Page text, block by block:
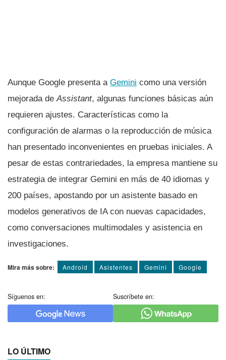
Aunque Google presenta a Gemini como una versión
mejorada deAssistant, algunas funciones básicas aún
requieren ajustes. Características como la
configuración de alarmas o la reproducción de música
han presentado inconvenientes en pruebas iniciales. A
pesar de estas contrariedades, la empresa mantiene su
estrategia de integrar Gemini en más de 40 idiomas y
200 países, apostando por un asistente basado en
modelos generativos de IA con nuevas capacidades,
como conversaciones multimodales y asistencia en
investigaciones.
Mira más sobre: Android Asistentes Gemini Google
Síguenos en: Suscríbete en:
LO ÚLTIMO